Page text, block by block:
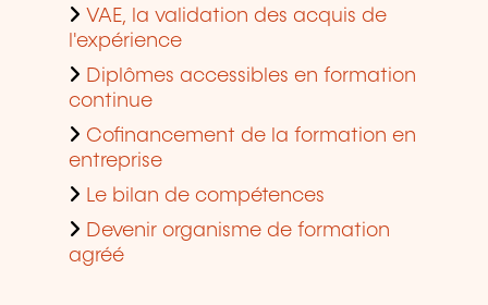
VAE, la validation des acquis de
l'expérience
Diplômes accessibles en formation
continue
Cofinancement de la formation en
entreprise
Le bilan de compétences
Devenir organisme de formation
agréé